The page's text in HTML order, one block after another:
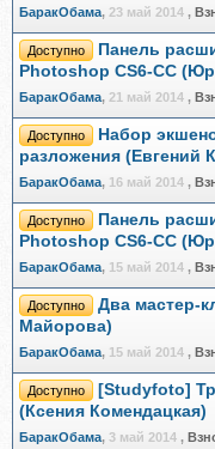
БаракОбама, 23 май 2014 ,
Доступно
Панель
Photoshop CS6-СС
БаракОбама, 21 май 2014 ,
Доступно
Набор
разложения (Евгений
БаракОбама, 16 май 2014 ,
Доступно
Панель
Photoshop CS6-CC
БаракОбама, 15 май 2014 ,
Доступно
Два мастер-
Майорова)
БаракОбама, 15 май 2014 ,
Доступно
[Studyfoto]
(Ксения Комендацкая)
БаракОбама, 3 май 2014 ,